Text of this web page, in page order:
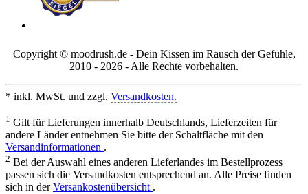
Copyright © moodrush.de - Dein Kissen im Rausch der Gefühle,
2010 - 2026 - Alle Rechte vorbehalten.
* inkl. MwSt. und zzgl. Versandkosten.
1 Gilt für Lieferungen innerhalb Deutschlands, Lieferzeiten für
andere Länder entnehmen Sie bitte der Schaltfläche mit den
Versandinformationen .
2 Bei der Auswahl eines anderen Lieferlandes im Bestellprozess
passen sich die Versandkosten entsprechend an. Alle Preise finden
sich in derVersankostenübersicht .